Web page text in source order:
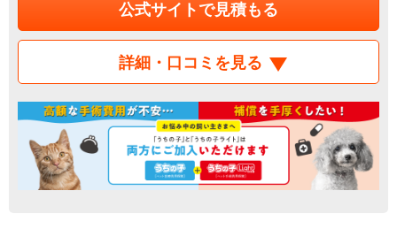
公式サイトで見積もる
詳細・口コミを見る